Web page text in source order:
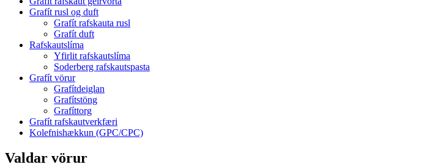
Grafít rusl og duft
Grafít rafskauta rusl
Grafít duft
Rafskautslíma
Yfirlit rafskautslíma
Soderberg rafskautspasta
Grafít vörur
Grafítdeiglan
Grafítstöng
Grafíttorg
Grafít rafskautverkfæri
Kolefnishækkun (GPC/CPC)
Valdar vörur